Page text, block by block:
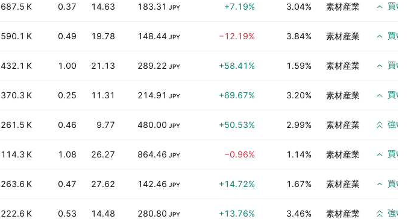
687.5 K 0.37 14.63 183.31 JPY +7.19% 3.04% 素材産業 買い
590.1 K 0.49 19.78 148.44 JPY −12.19% 3.84% 素材産業 買い
432.1 K 1.00 21.13 289.22 JPY +58.41% 1.59% 素材産業 買い
370.3 K 0.25 11.31 214.91 JPY +69.67% 3.20% 素材産業 買い
261.5 K 0.46 9.77 480.00 JPY +50.53% 2.99% 素材産業 強い買
114.3 K 1.08 26.27 864.46 JPY −0.96% 1.14% 素材産業 買い
263.6 K 0.47 27.62 142.46 JPY +14.72% 1.67% 素材産業 買い
222.6 K 0.53 14.48 280.80 JPY +13.76% 3.46% 素材産業 強い買